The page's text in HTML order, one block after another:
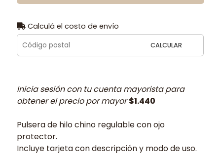
Calculá el costo de envío
CALCULAR
Inicia sesión con tu cuenta mayorista para
obtener el precio por mayor$1.440
Pulsera de hilo chino regulable con ojo
protector.
Incluye tarjeta con descripción y modo de uso.